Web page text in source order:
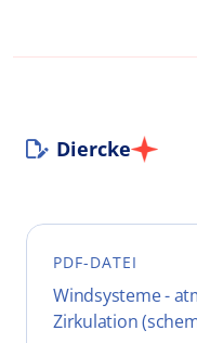
Diercke
PDF-DATEI
Windsysteme -
Zirkulation